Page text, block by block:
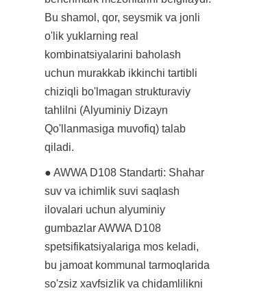
Bu shamol, qor, seysmik va jonli
o'lik yuklarning real
kombinatsiyalarini baholash
uchun murakkab ikkinchi tartibli
chiziqli bo'lmagan strukturaviy
tahlilni (Alyuminiy Dizayn
Qo'llanmasiga muvofiq) talab
qiladi.
● AWWA D108 Standarti: Shahar
suv va ichimlik suvi saqlash
ilovalari uchun alyuminiy
gumbazlar AWWA D108
spetsifikatsiyalariga mos keladi,
bu jamoat kommunal tarmoqlarida
so'zsiz xavfsizlik va chidamlilikni